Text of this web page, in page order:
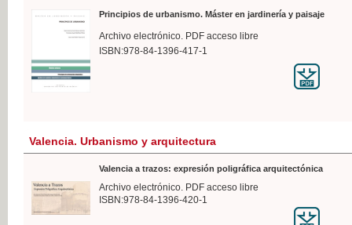
Principios de urbanismo. Máster en jardinería y paisaje
Archivo electrónico. PDF acceso libre
ISBN:978-84-1396-417-1
Valencia. Urbanismo y arquitectura
Valencia a trazos: expresión poligráfica arquitectónica
Archivo electrónico. PDF acceso libre
ISBN:978-84-1396-420-1